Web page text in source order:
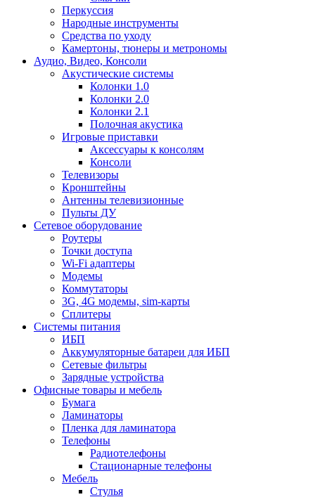
Перкуссия
Народные инструменты
Средства по уходу
Камертоны, тюнеры и метрономы
Аудио, Видео, Консоли
Акустические системы
Колонки 1.0
Колонки 2.0
Колонки 2.1
Полочная акустика
Игровые приставки
Аксессуары к консолям
Консоли
Телевизоры
Кронштейны
Антенны телевизионные
Пульты ДУ
Сетевое оборудование
Роутеры
Точки доступа
Wi-Fi адаптеры
Модемы
Коммутаторы
3G, 4G модемы, sim-карты
Сплитеры
Системы питания
ИБП
Аккумуляторные батареи для ИБП
Сетевые фильтры
Зарядные устройства
Офисные товары и мебель
Бумага
Ламинаторы
Пленка для ламинатора
Телефоны
Радиотелефоны
Стационарные телефоны
Мебель
Стулья